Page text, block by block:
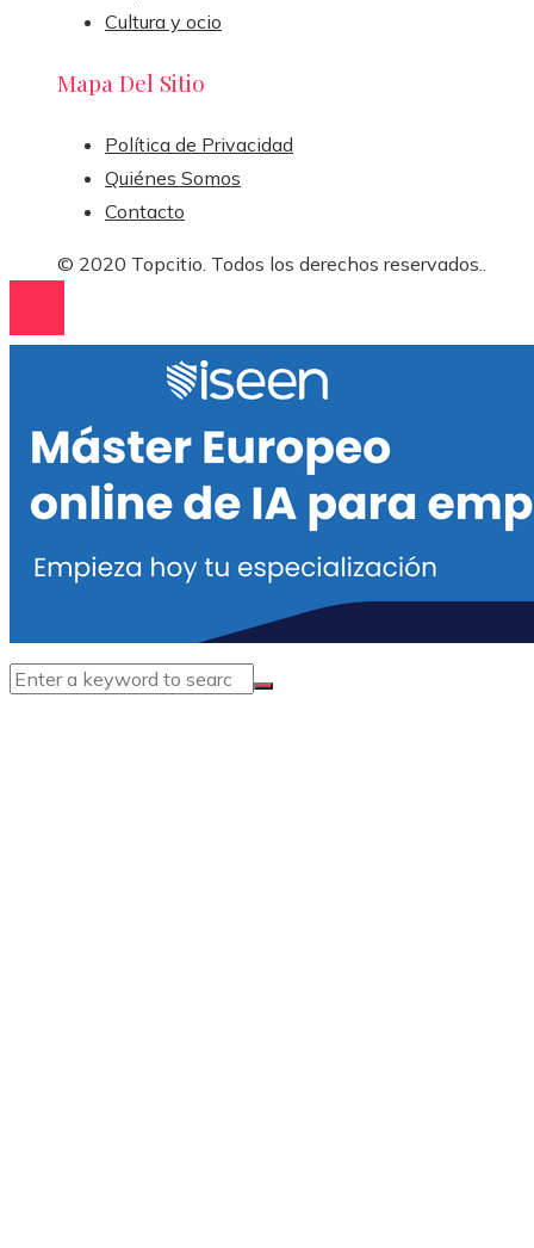
Cultura y ocio
Mapa Del Sitio
Política de Privacidad
Quiénes Somos
Contacto
© 2020 Topcitio. Todos los derechos reservados..